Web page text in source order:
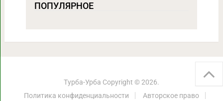
ПОПУЛЯРНОЕ
Турба-Урба Copyright © 2026.
Политика конфиденциальности
Авторское право